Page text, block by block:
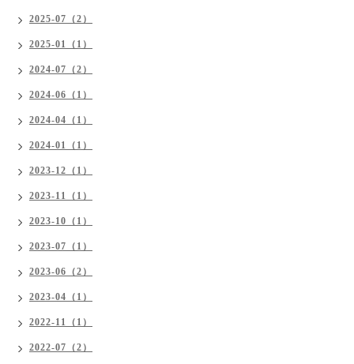
2025-07（2）
2025-01（1）
2024-07（2）
2024-06（1）
2024-04（1）
2024-01（1）
2023-12（1）
2023-11（1）
2023-10（1）
2023-07（1）
2023-06（2）
2023-04（1）
2022-11（1）
2022-07（2）